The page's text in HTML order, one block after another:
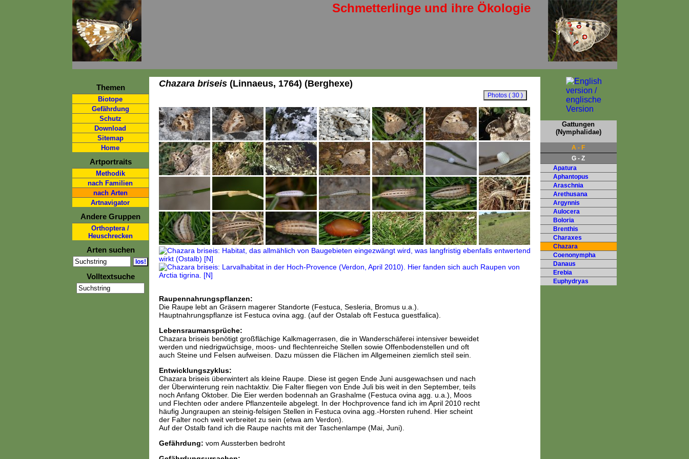
Schmetterlinge und ihre Ökologie
Themen
Biotope
Gefährdung
Schutz
Download
Sitemap
Home
Artportraits
Methodik
nach Familien
nach Arten
Artnavigator
Andere Gruppen
Orthoptera /
Heuschrecken
Arten suchen
Volltextsuche
Chazara briseis(Linnaeus, 1764) (Berghexe)
Raupennahrungspflanzen:
Die Raupe lebt an Gräsern magerer Standorte (Festuca, Sesleria, Bromus u.a.).
Hauptnahrungspflanze ist Festuca ovina agg. (auf der Ostalab oft Festuca guestfalica).
Lebensraumansprüche:
Chazara briseis benötigt großflächige Kalkmagerrasen, die in Wanderschäferei intensiver beweidet
werden und niedrigwüchsige, moos- und flechtenreiche Stellen sowie Offenbodenstellen und oft
auch Steine und Felsen aufweisen. Dazu müssen die Flächen im Allgemeinen ziemlich steil sein.
Entwicklungszyklus:
Chazara briseis überwintert als kleine Raupe. Diese ist gegen Ende Juni ausgewachsen und nach
der Überwinterung rein nachtaktiv. Die Falter fliegen von Ende Juli bis weit in den September, teils
noch Anfang Oktober. Die Eier werden bodennah an Grashalme (Festuca ovina agg. u.a.), Moos
und Flechten oder andere Pflanzenteile abgelegt. In der Hochprovence fand ich im April 2010 recht
häufig Jungraupen an steinig-felsigen Stellen in Festuca ovina agg.-Horsten ruhend. Hier scheint
der Falter noch weit verbreitet zu sein (etwa am Verdon).
Auf der Ostalb fand ich die Raupe nachts mit der Taschenlampe (Mai, Juni).
Gefährdung: vom Aussterben bedroht
Gattungen
(Nymphalidae)
A - F
G - Z
Apatura
Aphantopus
Araschnia
Arethusana
Argynnis
Aulocera
Boloria
Brenthis
Charaxes
Chazara
Coenonympha
Danaus
Erebia
Euphydryas